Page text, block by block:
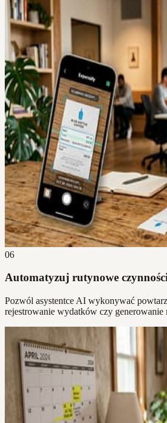
06
Automatyzuj rutynowe
Pozwól asystentce AI wykonywać
rejestrowanie wydatków czy generowanie